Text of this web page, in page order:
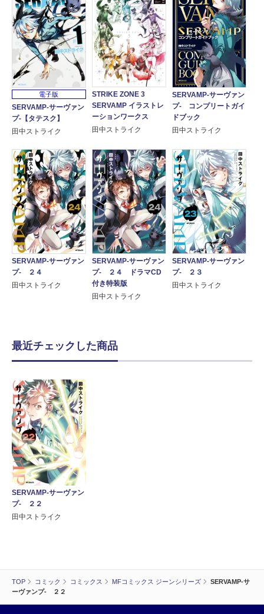
TOP コミック コミックス MFコミックス ジーンシリーズ
SERVAMP-サ
ーヴァンプ- ２２
電子版
SERVAMP-サーヴァン
プ-【タテスク】
田中ストライク
STRIKE ZONE 3
SERVAMP イラストレ
ーションワークス
田中ストライク
SERVAMP-サーヴァン
プ- コンプリートガイ
ドブック
田中ストライク
SERVAMP-サーヴァン
プ- ２４
田中ストライク
SERVAMP-サーヴァン
プ- ２４ ドラマCD
付き特装版
田中ストライク
SERVAMP-サーヴァン
プ- ２３
田中ストライク
最近チェックした商品
SERVAMP-サーヴァン
プ- ２２
田中ストライク